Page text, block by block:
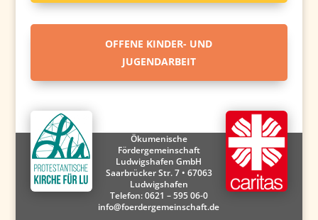
OFFENE KINDER- UND
JUGENDARBEIT
Ökumenische
Fördergemeinschaft
Ludwigshafen GmbH
Saarbrücker Str. 7 • 67063
Ludwigshafen
Telefon:0621 – 595 06-0
info@foerdergemeinschaft.de